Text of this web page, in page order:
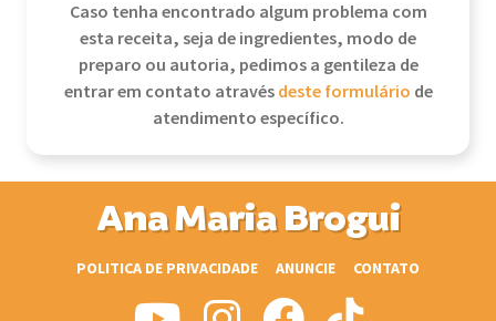
Caso tenha encontrado algum problema com
esta receita, seja de ingredientes, modo de
preparo ou autoria, pedimos a gentileza de
entrar em contato atravésdeste formulário de
atendimento específico.
Ana Maria Brogui
POLITICA DE PRIVACIDADE ANUNCIE CONTATO